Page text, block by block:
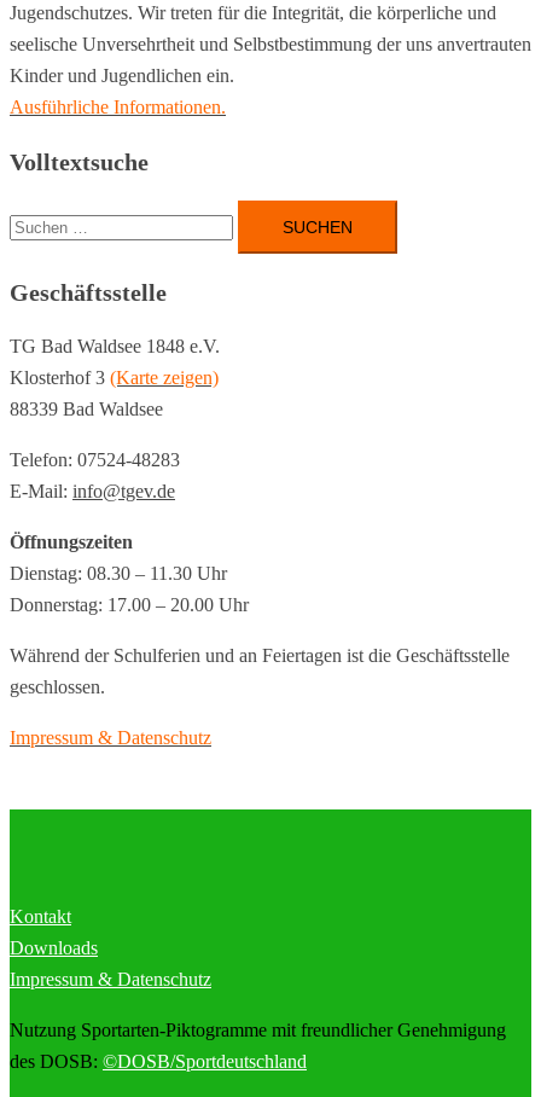
Jugendschutzes. Wir treten für die Integrität, die körperliche und
seelische Unversehrtheit und Selbstbestimmung der uns anvertrauten
Kinder und Jugendlichen ein.
Ausführliche Informationen.
Volltextsuche
Suchen
nach:
Geschäftsstelle
TG Bad Waldsee 1848 e.V.
Klosterhof 3 (Karte zeigen)
88339 Bad Waldsee
Telefon: 07524-48283
E-Mail: info@tgev.de
Öffnungszeiten
Dienstag: 08.30 – 11.30 Uhr
Donnerstag: 17.00 – 20.00 Uhr
Während der Schulferien und an Feiertagen ist die Geschäftsstelle
geschlossen.
Impressum & Datenschutz
Kontakt
Downloads
Impressum & Datenschutz
Nutzung Sportarten-Piktogramme mit freundlicher Genehmigung
des DOSB: ©DOSB/Sportdeutschland